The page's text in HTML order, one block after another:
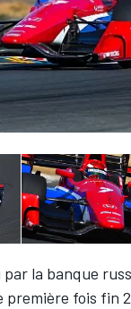
la banque
fois fin